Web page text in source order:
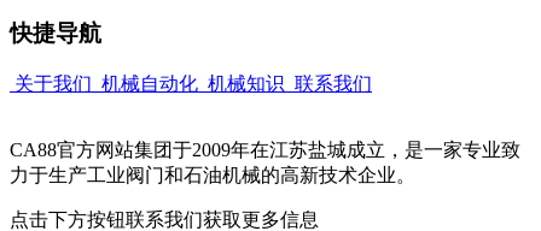
快捷导航
关于我们 机械自动化 机械知识 联系我们
CA88官方网站集团于2009年在江苏盐城成立，是一家专业致
力于生产工业阀门和石油机械的高新技术企业。
点击下方按钮联系我们获取更多信息